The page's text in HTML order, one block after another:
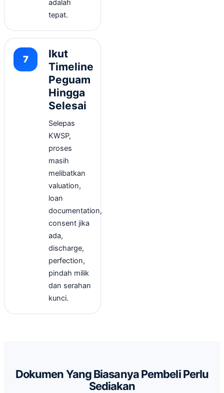
adalah
tepat.
Ikut
Timeline
Peguam
Hingga
Selesai
Selepas
KWSP,
proses
masih
melibatkan
valuation,
loan
documentation,
consent jika
ada,
discharge,
perfection,
pindah milik
dan serahan
kunci.
Dokumen Yang Biasanya Pembeli Perlu
Sediakan